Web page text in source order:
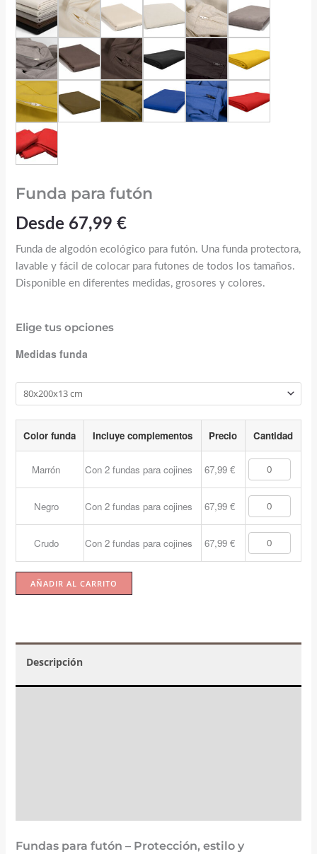
Funda para futón
Desde 67,99 €
Funda de algodón ecológico para futón. Una funda protectora,
lavable y fácil de colocar para futones de todos los tamaños.
Disponible en diferentes medidas, grosores y colores.
Elige tus opciones
Medidas funda
Color funda Incluye complementos Precio Cantidad
Marrón Con 2 fundas para cojines 67,99 €
Negro Con 2 fundas para cojines 67,99 €
Crudo Con 2 fundas para cojines 67,99 €
AÑADIR AL CARRITO
Descripción
Fundas para futón – Protección, estilo y